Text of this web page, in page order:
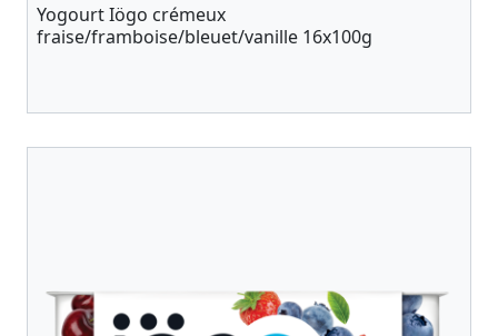
Yogourt Iögo crémeux
fraise/framboise/bleuet/vanille 16x100g